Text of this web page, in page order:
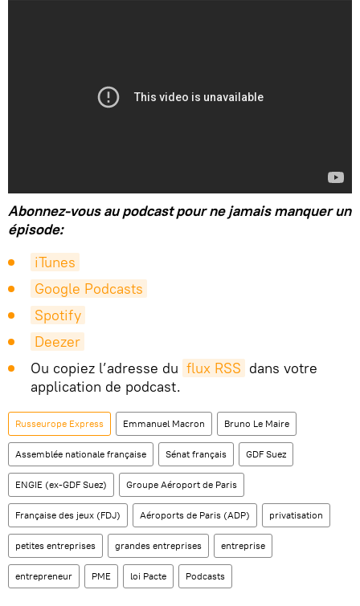
Abonnez-vous au podcast pour ne jamais manquer un
épisode:
iTunes
Google Podcasts
Spotify
Deezer
Ou copiez l’adresse du flux RSS dans votre
application de podcast.
Russeurope Express Emmanuel Macron Bruno Le Maire
Assemblée nationale française Sénat français GDF Suez
ENGIE (ex-GDF Suez) Groupe Aéroport de Paris
Française des jeux (FDJ) Aéroports de Paris (ADP) privatisation
petites entreprises grandes entreprises entreprise
entrepreneur PME loi Pacte Podcasts